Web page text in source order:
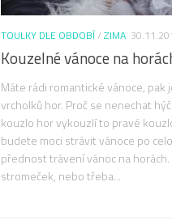
TOULKY DLE OBDOBÍ/ZIMA
Kouzelné vánoce na
Máte rádi romantické vánoce,
vrcholků hor. Proč se nenechat
kouzlo hor vykouzlí to pravé
budete moci strávit vánoce po
přednost trávení vánoc na
stromeček, nebo třeba...